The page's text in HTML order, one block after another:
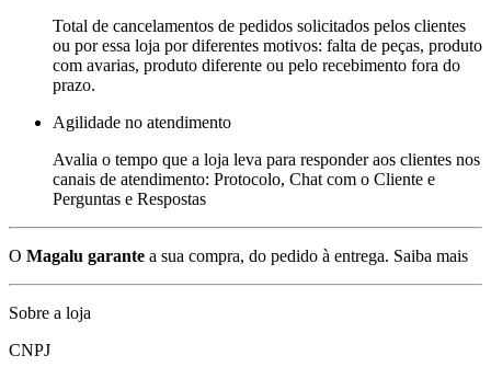
Total de cancelamentos de pedidos solicitados pelos clientes
ou por essa loja por diferentes motivos: falta de peças, produto
com avarias, produto diferente ou pelo recebimento fora do
prazo.
Agilidade no atendimento
Avalia o tempo que a loja leva para responder aos clientes nos
canais de atendimento: Protocolo, Chat com o Cliente e
Perguntas e Respostas
O Magalu garante a sua compra, do pedido à entrega. Saiba mais
Sobre a loja
CNPJ